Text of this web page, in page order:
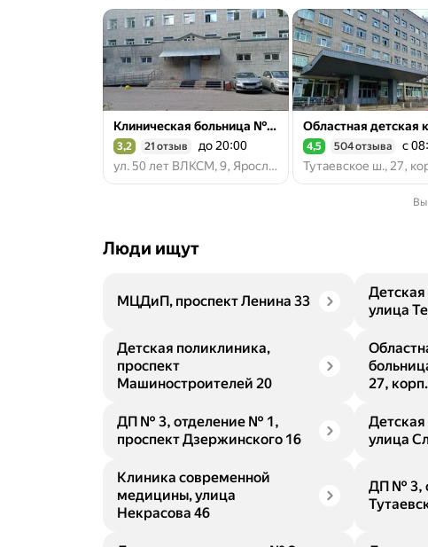
Клиническая больница № 3, женская консультация
Рейтинг 3,2 из 5
3,2 21 отзыв
до 20:00
ул. 50 лет ВЛКСМ, 9, Ярославль
Рейтинг 4,5 из 5
4,5 504 отзыва
с
Вы
Люди ищут
МЦДиП, проспект Ленина 33
улица
Детская поликлиника,
проспект
Машиностроителей 20
27,
ДП № 3, отделение № 1,
проспект Дзержинского 16
улица
Клиника современной
медицины, улица
Некрасова 46
ДП № 3,